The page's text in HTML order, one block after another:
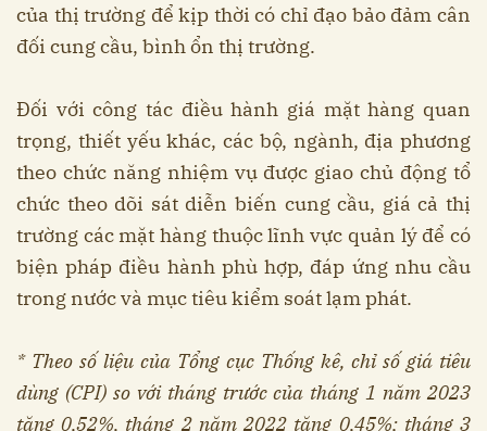
của thị trường để kịp thời có chỉ đạo bảo đảm cân
đối cung cầu, bình ổn thị trường.
Đối với công tác điều hành giá mặt hàng quan
trọng, thiết yếu khác, các bộ, ngành, địa phương
theo chức năng nhiệm vụ được giao chủ động tổ
chức theo dõi sát diễn biến cung cầu, giá cả thị
trường các mặt hàng thuộc lĩnh vực quản lý để có
biện pháp điều hành phù hợp, đáp ứng nhu cầu
trong nước và mục tiêu kiểm soát lạm phát.
* Theo số liệu của Tổng cục Thống kê, chỉ số giá tiêu
dùng (CPI) so với tháng trước của tháng 1 năm 2023
tăng 0,52%, tháng 2 năm 2022 tăng 0,45%; tháng 3